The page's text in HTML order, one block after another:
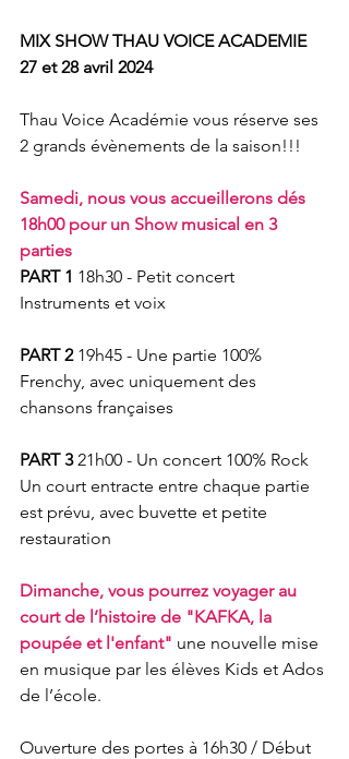
MIX SHOW THAU VOICE ACADEMIE
27 et 28 avril 2024
Thau Voice Académie vous réserve ses
2 grands évènements de la saison!!!
Samedi, nous vous accueillerons dés
18h00 pour un Show musical en 3
parties
PART 1 18h30 - Petit concert
Instruments et voix
PART 2 19h45 - Une partie 100%
Frenchy, avec uniquement des
chansons françaises
PART 3 21h00 - Un concert 100% Rock
Un court entracte entre chaque partie
est prévu, avec buvette et petite
restauration
Dimanche, vous pourrez voyager au
court de l’histoire de "KAFKA, la
poupée et l'enfant" une nouvelle mise
en musique par les élèves Kids et Ados
de l’école.
Ouverture des portes à 16h30 / Début